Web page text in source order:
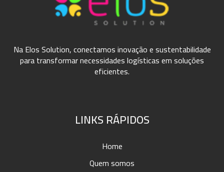
Na Elos Solution, conectamos inovação e sustentabilidade
para transformar necessidades logísticas em soluções
eficientes.
LINKS RÁPIDOS
Home
Quem somos